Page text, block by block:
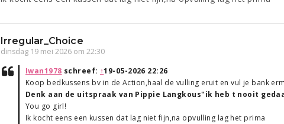
Irregular_Choice
dinsdag 19 mei 2026 om 22:30
Iwan1978 schreef: ↑19-05-2026 22:26
Koop bedkussens bv in de Action,haal de vulling eruit en vul je bank
Denk aan de uitspraak van Pippie Langkous"ik heb t nooit
You go girl!
Ik kocht eens een kussen dat lag niet fijn,na opvulling lag het prima